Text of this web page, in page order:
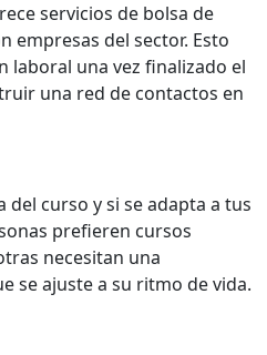
servicios de bolsa de
empresas del sector. Esto
laboral una vez finalizado el
una red de contactos en
del curso y si se adapta a tus
prefieren cursos
necesitan una
se ajuste a su ritmo de vida.